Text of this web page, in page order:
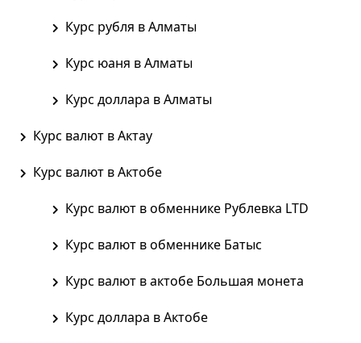
Курс рубля в Алматы
Курс юаня в Алматы
Курс доллара в Алматы
Курс валют в Актау
Курс валют в Актобе
Курс валют в обменнике Рублевка LTD
Курс валют в обменнике Батыс
Курс валют в актобе Большая монета
Курс доллара в Актобе